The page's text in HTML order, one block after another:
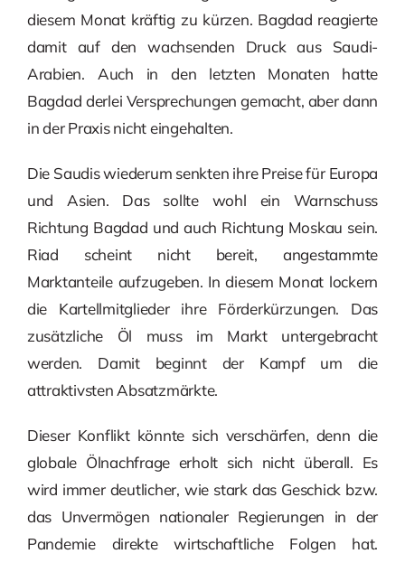
diesem Monat kräftig zu kürzen. Bagdad reagierte
damit auf den wachsenden Druck aus Saudi-
Arabien. Auch in den letzten Monaten hatte
Bagdad derlei Versprechungen gemacht, aber dann
in der Praxis nicht eingehalten.
Die Saudis wiederum senkten ihre Preise für Europa
und Asien. Das sollte wohl ein Warnschuss
Richtung Bagdad und auch Richtung Moskau sein.
Riad scheint nicht bereit, angestammte
Marktanteile aufzugeben. In diesem Monat lockern
die Kartellmitglieder ihre Förderkürzungen. Das
zusätzliche Öl muss im Markt untergebracht
werden. Damit beginnt der Kampf um die
attraktivsten Absatzmärkte.
Dieser Konflikt könnte sich verschärfen, denn die
globale Ölnachfrage erholt sich nicht überall. Es
wird immer deutlicher, wie stark das Geschick bzw.
das Unvermögen nationaler Regierungen in der
Pandemie direkte wirtschaftliche Folgen hat.